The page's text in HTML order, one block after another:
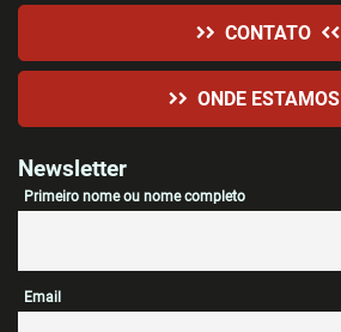
CONTATO
ONDE ESTAMOS
Newsletter
Primeiro nome ou nome completo
Email